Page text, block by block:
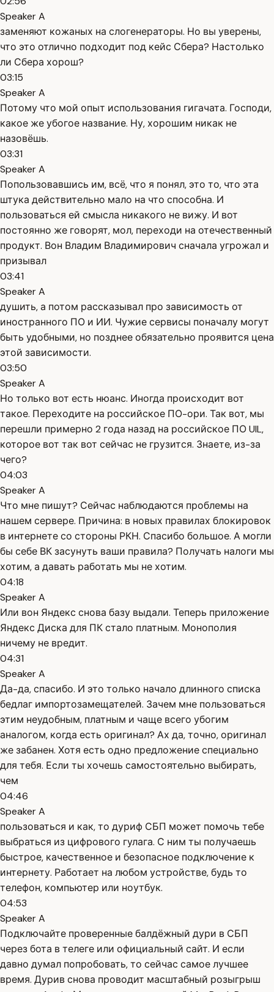
Speaker A
заменяют кожаных на слогенераторы. Но вы уверены,
что это отлично подходит под кейс Сбера? Настолько
ли Сбера хорош?
03:15
Speaker A
Потому что мой опыт использования гигачата. Господи,
какое же убогое название. Ну, хорошим никак не
назовёшь.
03:31
Speaker A
Попользовавшись им, всё, что я понял, это то, что эта
штука действительно мало на что способна. И
пользоваться ей смысла никакого не вижу. И вот
постоянно же говорят, мол, переходи на отечественный
продукт. Вон Владим Владимирович сначала угрожал и
призывал
03:41
Speaker A
душить, а потом рассказывал про зависимость от
иностранного ПО и ИИ. Чужие сервисы поначалу могут
быть удобными, но позднее обязательно проявится цена
этой зависимости.
03:50
Speaker A
Но только вот есть нюанс. Иногда происходит вот
такое. Переходите на российское ПО-ори. Так вот, мы
перешли примерно 2 года назад на российское ПО UIL,
которое вот так вот сейчас не грузится. Знаете, из-за
чего?
04:03
Speaker A
Что мне пишут? Сейчас наблюдаются проблемы на
нашем сервере. Причина: в новых правилах блокировок
в интернете со стороны РКН. Спасибо большое. А могли
бы себе ВК засунуть ваши правила? Получать налоги мы
хотим, а давать работать мы не хотим.
04:18
Speaker A
Или вон Яндекс снова базу выдали. Теперь приложение
Яндекс Диска для ПК стало платным. Монополия
ничему не вредит.
04:31
Speaker A
Да-да, спасибо. И это только начало длинного списка
бедлаг импортозамещателей. Зачем мне пользоваться
этим неудобным, платным и чаще всего убогим
аналогом, когда есть оригинал? Ах да, точно, оригинал
же забанен. Хотя есть одно предложение специально
для тебя. Если ты хочешь самостоятельно выбирать,
чем
04:46
Speaker A
пользоваться и как, то дуриф СБП может помочь тебе
выбраться из цифрового гулага. С ним ты получаешь
быстрое, качественное и безопасное подключение к
интернету. Работает на любом устройстве, будь то
телефон, компьютер или ноутбук.
04:53
Speaker A
Подключайте проверенные балдёжный дури в СБП
через бота в телеге или официальный сайт. И если
давно думал попробовать, то сейчас самое лучшее
время. Дурив снова проводит масштабный розыгрыш